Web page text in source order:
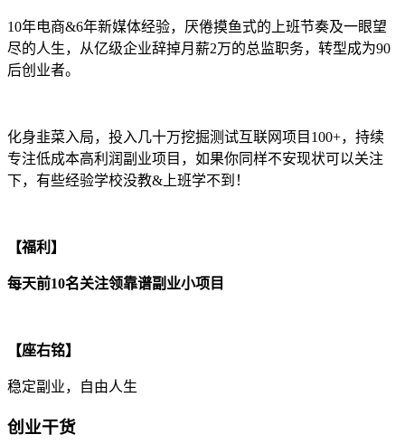
10年电商&6年新媒体经验，厌倦摸鱼式的上班节奏及一眼望
尽的人生，从亿级企业辞掉月薪2万的总监职务，转型成为90
后创业者。
化身韭菜入局，投入几十万挖掘测试互联网项目100+，持续
专注低成本高利润副业项目，如果你同样不安现状可以关注
下，有些经验学校没教&上班学不到！
【福利】
每天前10名关注领靠谱副业小项目
【座右铭】
稳定副业，自由人生
创业干货